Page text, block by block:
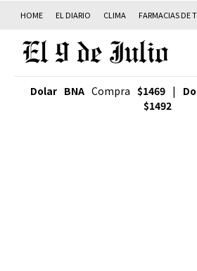
HOME EL DIARIO CLIMA FARMACIAS DE
Dolar BNA Compra $1469 |
$1492